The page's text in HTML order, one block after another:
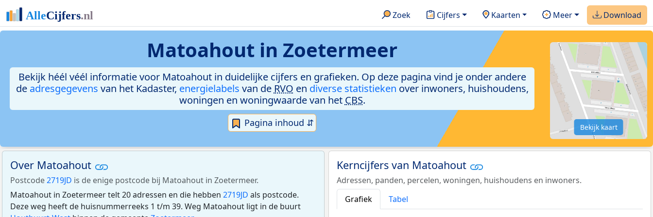
Zoek Cijfers Kaarten Meer Download
Matoahout in Zoetermeer
Bekijk héél véél informatie voor Matoahout in duidelijke cijfers en grafieken. Op deze pagina vind je onder andere
de adresgegevens van het Kadaster, energielabels van de RVO en diverse statistieken over inwoners, huishoudens,
woningen en woningwaarde van het CBS.
Pagina inhoud ⇵ Bekijk kaart
Over Matoahout
Postcode2719JD is de enige postcode bij Matoahout in Zoetermeer.
Matoahout in Zoetermeer telt 20 adressen en die hebben 2719JD als postcode.
Deze weg heeft de huisnummerreeks 1 t/m 39. Weg Matoahout ligt in de buurt
Kerncijfers van Matoahout
Adressen, panden, percelen, woningen, huishoudens en inwoners.
Grafiek
Tabel